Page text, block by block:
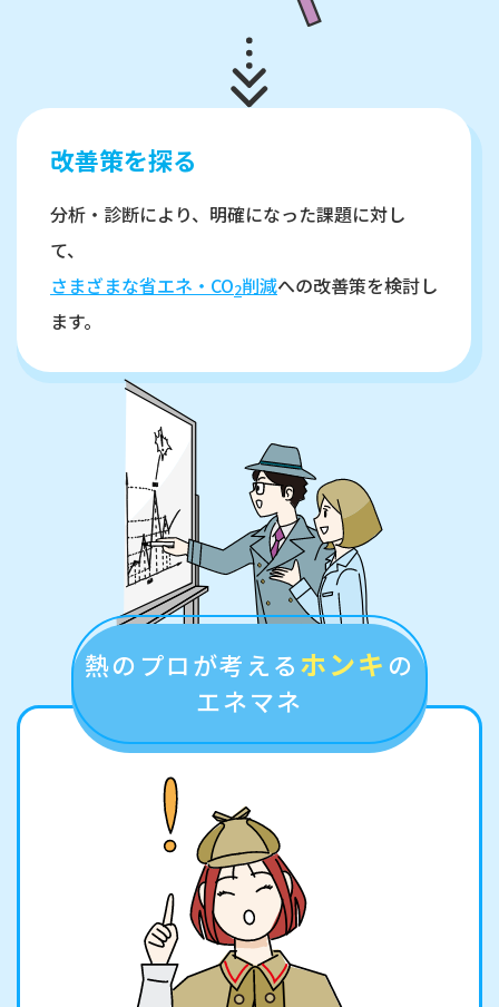
改善策を探る
分析・診断により、明確になった課題に対し
て、
さまざまな省エネ・CO2削減への改善策を検討し
ます。
熱のプロが考えるホンキ の
エネマネ